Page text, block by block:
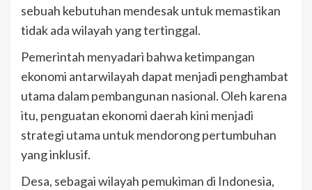
sebuah kebutuhan mendesak untuk memastikan
tidak ada wilayah yang tertinggal.
Pemerintah menyadari bahwa ketimpangan
ekonomi antarwilayah dapat menjadi penghambat
utama dalam pembangunan nasional. Oleh karena
itu, penguatan ekonomi daerah kini menjadi
strategi utama untuk mendorong pertumbuhan
yang inklusif.
Desa, sebagai wilayah pemukiman di Indonesia,